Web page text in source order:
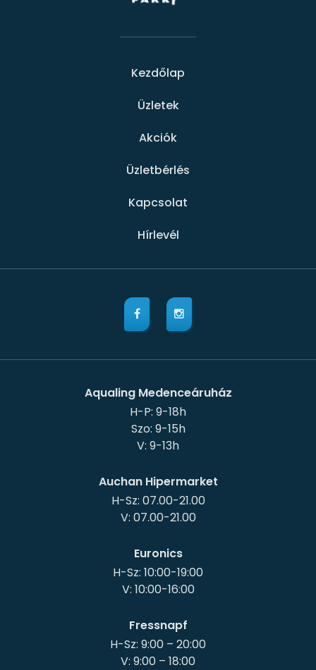
Kezdőlap
Üzletek
Akciók
Üzletbérlés
Kapcsolat
Hírlevél
Aqualing Medenceáruház
H-P: 9-18h
Szo: 9-15h
Auchan Hipermarket
H-Sz: 07.00-21.00
V: 07.00-21.00
Euronics
H-Sz: 10:00-19:00
V: 10:00-16:00
Fressnapf
H-Sz: 9:00 – 20:00